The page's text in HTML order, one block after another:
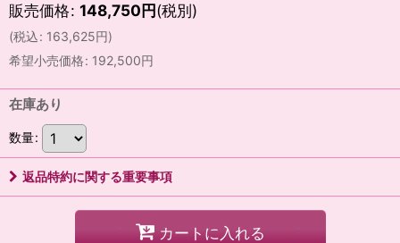
販売価格: 148,750円(税別)
(税込: 163,625円)
希望小売価格: 192,500円
在庫あり
数量:
返品特約に関する重要事項
カートに入れる